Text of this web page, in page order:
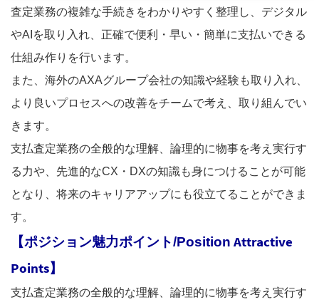
査定業務の複雑な手続きをわかりやすく整理し、デジタル
やAIを取り入れ、正確で便利・早い・簡単に支払いできる
仕組み作りを行います。
また、海外のAXAグループ会社の知識や経験も取り入れ、
より良いプロセスへの改善をチームで考え、取り組んでい
きます。
支払査定業務の全般的な理解、論理的に物事を考え実行す
る力や、先進的なCX・DXの知識も身につけることが可能
となり、将来のキャリアアップにも役立てることができま
す。
【ポジション魅力ポイント/Position Attractive
Points】
支払査定業務の全般的な理解、論理的に物事を考え実行す